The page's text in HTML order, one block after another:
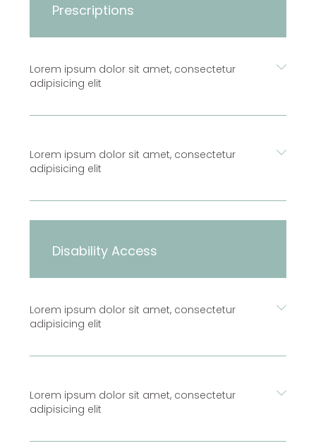
Prescriptions
Lorem ipsum dolor sit amet, consectetur
adipisicing elit
Lorem ipsum dolor sit amet, consectetur
adipisicing elit
Disability Access
Lorem ipsum dolor sit amet, consectetur
adipisicing elit
Lorem ipsum dolor sit amet, consectetur
adipisicing elit